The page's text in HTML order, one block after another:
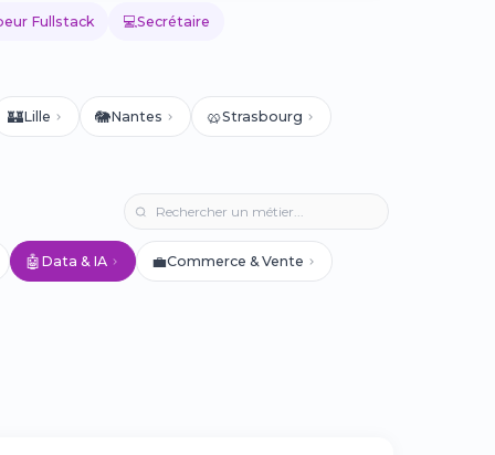
Fullstack 💻Secrétaire
🏰Lille 🐘Nantes 🥨Strasbourg
🤖 Data & IA 💼Commerce & Vente